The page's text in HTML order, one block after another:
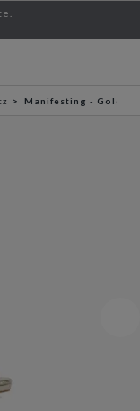
Manifesting - Gold